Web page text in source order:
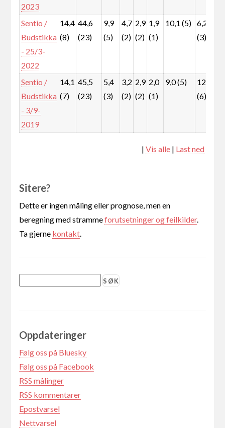
2023
Sentio /
Budstikka
- 25/3-
2022
14,4
(8)
44,6
(23)
9,9
(5)
4,7
(2)
2,9
(2)
1,9
(1)
10,1 (5) 6,2
(3)
Sentio /
Budstikka
- 3/9-
2019
14,1
(7)
45,5
(23)
5,4
(3)
3,2
(2)
2,9
(2)
2,0
(1)
9,0 (5)
12,6
(6)
|Vis alle | Last ned
Sitere?
Dette er ingen måling eller prognose, men en
beregning med strammeforutsetninger og feilkilder.
Ta gjerne kontakt
Oppdateringer
Følg oss på Bluesky
Følg oss på Facebook
RSS målinger
RSS kommentarer
Epostvarsel
Nettvarsel